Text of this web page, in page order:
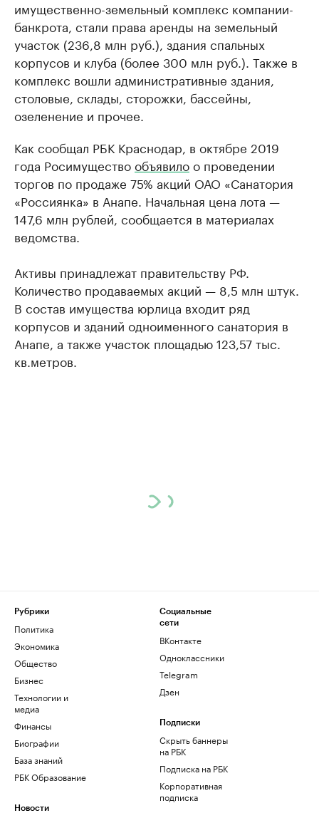
имущественно-земельный комплекс компании-
банкрота, стали права аренды на земельный
участок (236,8 млн руб.), здания спальных
корпусов и клуба (более 300 млн руб.). Также в
комплекс вошли административные здания,
столовые, склады, сторожки, бассейны,
озеленение и прочее.
Как сообщал РБК Краснодар, в октябре 2019
года Росимуществообъявилоо проведении
торгов по продаже 75% акций ОАО «Санатория
«Россиянка» в Анапе. Начальная цена лота —
147,6 млн рублей, сообщается в материалах
ведомства.
Активы принадлежат правительству РФ.
Количество продаваемых акций — 8,5 млн штук.
В состав имущества юрлица входит ряд
корпусов и зданий одноименного санатория в
Анапе, а также участок площадью 123,57 тыс.
кв.метров.
Рубрики
Политика
Экономика
Общество
Бизнес
Технологии и
медиа
Финансы
Биографии
База знаний
РБК Образование
Новости
Социальные
сети
ВКонтакте
Одноклассники
Telegram
Дзен
Подписки
Скрыть баннеры
на РБК
Подписка на РБК
Корпоративная
подписка